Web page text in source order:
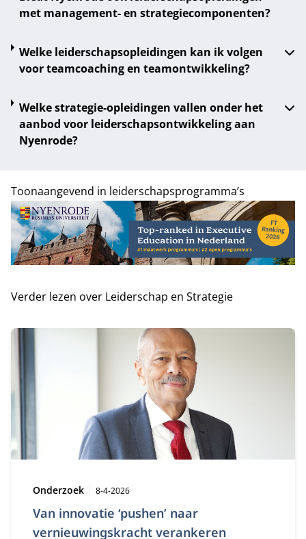
met management- en strategiecomponenten?
Welke leiderschapsopleidingen kan ik volgen
voor teamcoaching en teamontwikkeling?
Welke strategie-opleidingen vallen onder het
aanbod voor leiderschapsontwikkeling aan
Nyenrode?
Toonaangevend in leiderschapsprogramma’s
Verder lezen over Leiderschap en Strategie
Van innovatie ‘pushen’ naar
vernieuwingskracht verankeren
Type:
Onderzoek Publicatiedatum:
8-4-2026